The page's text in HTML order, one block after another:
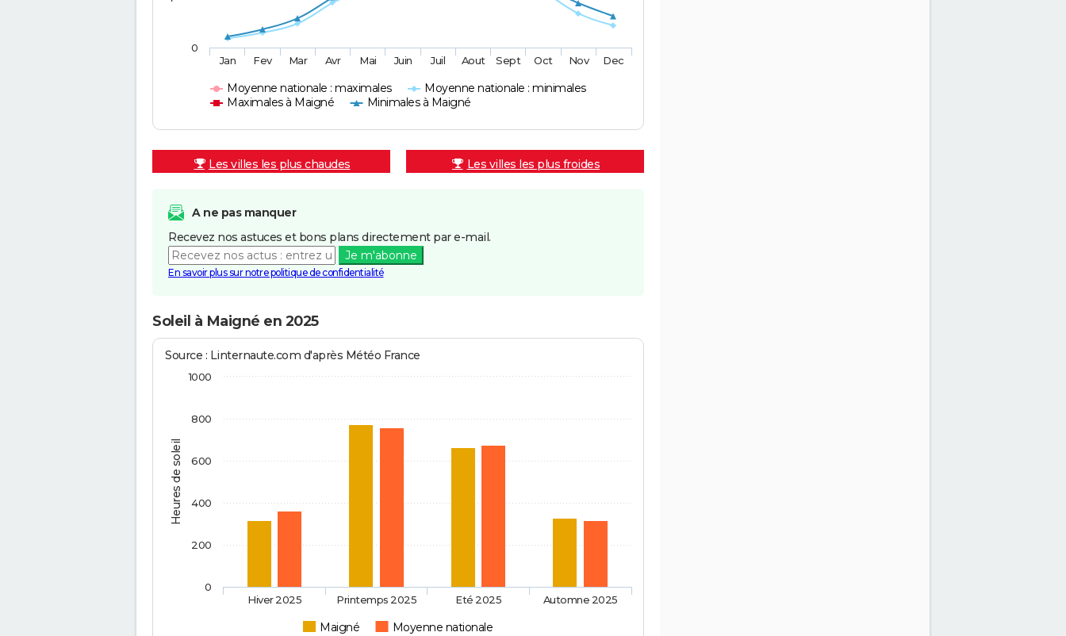
Moyenne nationale : maximales
Moyenne nationale : minimales
Maximales à Maigné
Minimales à Maigné
Jan Fev Mar Avr Mai Juin Juil Aout Sept Oct Nov Dec
0
Les villes les plus chaudes Les villes les plus froides
A ne pas manquer
Recevez nos astuces et bons plans directement par e-mail.
Je m'abonne
En savoir plus sur notre politique de confidentialité
Soleil à Maigné en 2025
Heures de soleil
Source : Linternaute.com d'après Météo France
Maigné Moyenne nationale
Hiver 2025 Printemps 2025 Eté 2025 Automne 2025
0
200
400
600
800
1000